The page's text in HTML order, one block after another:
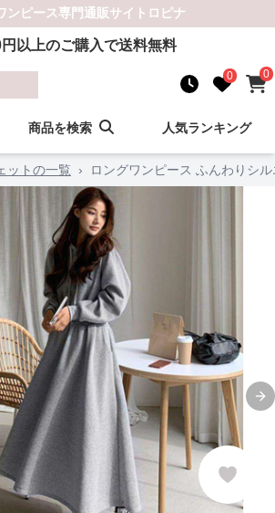
ンピース専門通販サイト ロピナ
円以上のご購入で送料無料
0 0
商品を検索 人気ランキング
ットの一覧 › ロングワンピース ふんわりシ